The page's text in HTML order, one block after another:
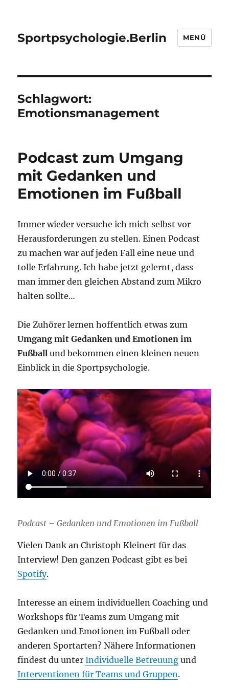
Sportpsychologie.Berlin MENÜ
Schlagwort:
Emotionsmanagement
Podcast zum Umgang
mit Gedanken und
Emotionen im Fußball
Immer wieder versuche ich mich selbst vor
Herausforderungen zu stellen. Einen Podcast
zu machen war auf jeden Fall eine neue und
tolle Erfahrung. Ich habe jetzt gelernt, dass
man immer den gleichen Abstand zum Mikro
halten sollte…
Die Zuhörer lernen hoffentlich etwas zum
Umgang mit Gedanken und Emotionen im
Fußball und bekommen einen kleinen neuen
Einblick in die Sportpsychologie.
Podcast – Gedanken und Emotionen im Fußball
Vielen Dank an Christoph Kleinert für das
Interview! Den ganzen Podcast gibt es bei
Spotify.
Interesse an einem individuellen Coaching und
Workshops für Teams zum Umgang mit
Gedanken und Emotionen im Fußball oder
anderen Sportarten? Nähere Informationen
findest du unterIndividuelle Betreuung und
Interventionen für Teams und Gruppen.